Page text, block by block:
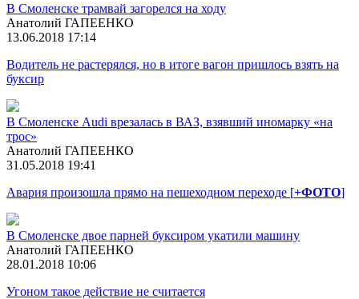
В Смоленске трамвай загорелся на ходу
Анатолий ГАПЕЕНКО
13.06.2018 17:14
Водитель не растерялся, но в итоге вагон пришлось взять на
буксир
В Смоленске Audi врезалась в ВАЗ, взявший иномарку «на
трос»
Анатолий ГАПЕЕНКО
31.05.2018 19:41
Авария произошла прямо на пешеходном переходе [+ФОТО]
В Смоленске двое парней буксиром укатили машину
Анатолий ГАПЕЕНКО
28.01.2018 10:06
Угоном такое действие не считается